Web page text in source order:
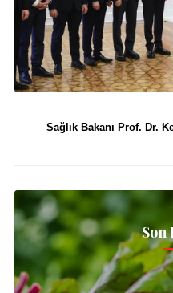
Sağlık Bakanı Prof. Dr.
Son